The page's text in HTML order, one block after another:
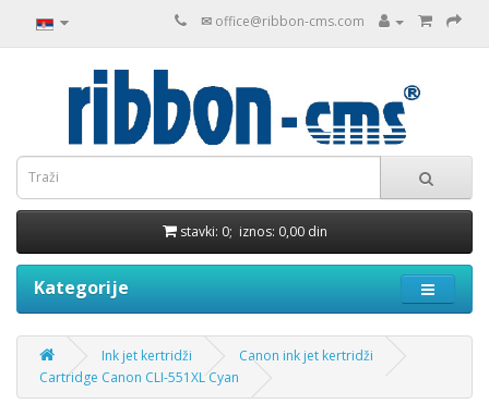
✉ office@ribbon-cms.com
stavki: 0; iznos: 0,00 din
Kategorije
Ink jet kertridži
Canon ink jet kertridži
Cartridge Canon CLI-551XL Cyan